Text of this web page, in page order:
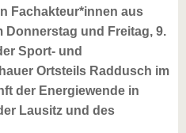
Fachakteur*innen aus
Donnerstag und Freitag, 9.
Sport- und
Ortsteils Raddusch im
der Energiewende in
Lausitz und des